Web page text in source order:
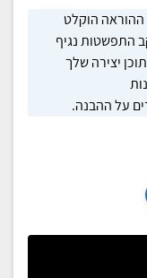
ההוראה הוקלט
התפשטות נגיף
יצירה שלך
על ההבנה.